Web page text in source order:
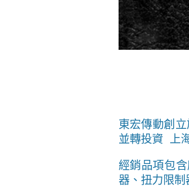
東宏傳動創
並轉投資 上
經銷品項包
器、扭力限制